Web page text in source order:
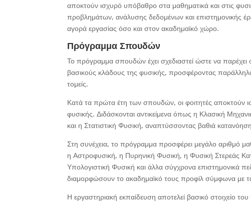
αποκτούν ισχυρό υπόβαθρο στα μαθηματικά και στις
προβλημάτων, ανάλυσης δεδομένων και επιστημονικής
αγορά εργασίας όσο και στον ακαδημαϊκό χώρο.
Πρόγραμμα Σπουδών
Το πρόγραμμα σπουδών έχει σχεδιαστεί ώστε να παρέχει
βασικούς κλάδους της φυσικής, προσφέροντας
τομείς.
Κατά τα πρώτα έτη των σπουδών, οι φοιτητές αποκτούν
φυσικής. Διδάσκονται αντικείμενα όπως η Κλασική
και η Στατιστική Φυσική, αναπτύσσοντας βαθιά
Στη συνέχεια, το πρόγραμμα προσφέρει μεγάλο αριθμό
η Αστροφυσική, η Πυρηνική Φυσική, η Φυσική Στερεάς
Υπολογιστική Φυσική και άλλα σύγχρονα επιστημονικά
διαμορφώσουν το ακαδημαϊκό τους προφίλ σύμφωνα με
Η εργαστηριακή εκπαίδευση αποτελεί βασικό στοιχείο